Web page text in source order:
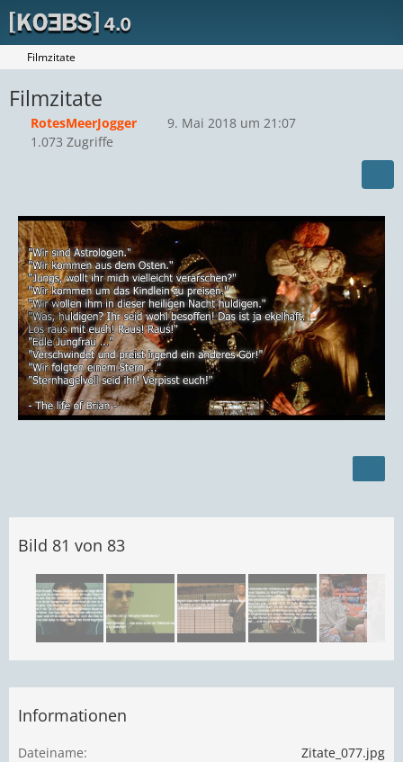
Filmzitate
Filmzitate
RotesMeerJogger
9. Mai 2018 um 21:07
1.073 Zugriffe
Bild 81 von 83
Informationen
Dateiname
Zitate_077.jpg